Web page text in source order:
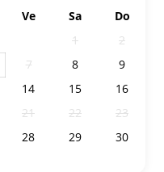
Ve Sa
Do
1
2
7 8
9
14 15
16
21 22
23
28 29
30